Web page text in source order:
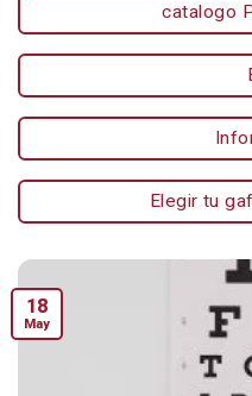
catalogo
Elegir tu
18
May